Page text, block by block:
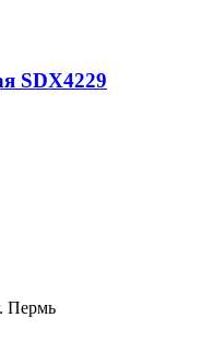
SDX4229
Пермь